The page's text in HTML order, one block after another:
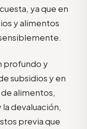
ya que en
y alimentos
profundo y
subsidios y en
alimentos,
devaluación,
previa que